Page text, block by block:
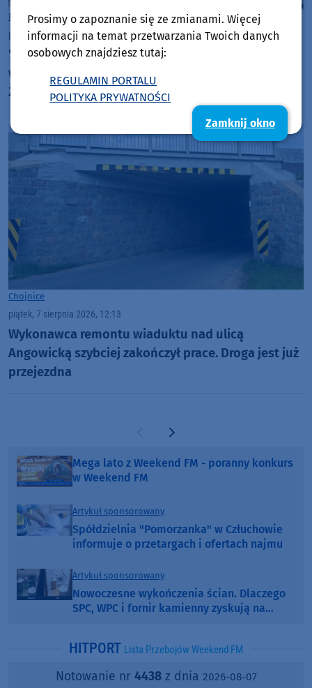
Rozmowy w Weekend FMGmina Chojnice
piątek, 7 sierpnia 2026, 12:33
"Żeglarstwo uczy współpracy, otwartości i
wzajemnej pomocy". 29. Festiwal Piosenki
Żeglarskiej w Charzykowach startuje już dziś.
Szanty, gwiazdy i wyjątkowa atmosfera (ROZMOWA)
Chojnice
piątek, 7 sierpnia 2026, 12:13
Wykonawca remontu wiaduktu nad ulicą
Angowicką szybciej zakończył prace. Droga jest już
przejezdna
Poprzednia strona
Następna strona
Mega lato z Weekend FM - poranny konkurs
w Weekend FM
Artykuł sponsorowany
Spółdzielnia "Pomorzanka" w Człuchowie
informuje o przetargach i ofertach najmu
Artykuł sponsorowany
Nowoczesne wykończenia ścian. Dlaczego
SPC, WPC i fornir kamienny zyskują na
HITPORT Lista Przebojów Weekend FM
Notowanie nr 4438z dnia 2026-08-07
Prosimy o zapoznanie się ze zmianami. Więcej
informacji na temat przetwarzania Twoich danych
osobowych znajdziesz tutaj:
REGULAMIN PORTALU
POLITYKA PRYWATNOŚCI
Zamknij okno